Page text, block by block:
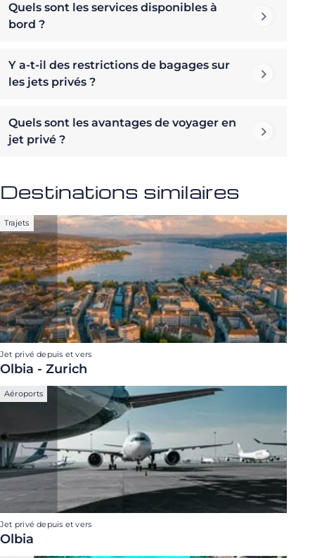
Quels sont les services disponibles à
bord ?
Y a-t-il des restrictions de bagages sur
les jets privés ?
Quels sont les avantages de voyager en
jet privé ?
Destinations similaires
Trajets
Jet privé depuis et vers
Olbia - Zurich
Aéroports
Jet privé depuis et vers
Olbia